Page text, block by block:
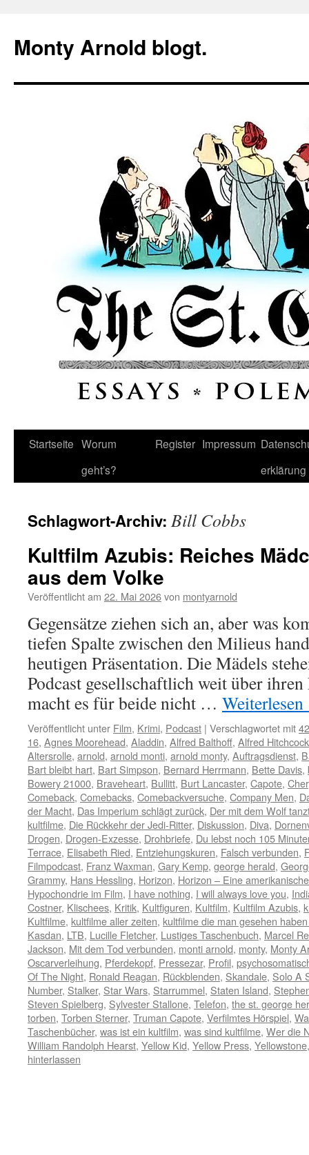
springen
Monty Arnold blogt.
Startseite Worum
geht’s?
Register Impressum
erklärung
Schlagwort-Archiv: Bill Cobbs
Kultfilm Azubis: Reiches
aus dem Volke
Veröffentlicht am 22. Mai 2026von montyarnold
Gegensätze ziehen sich an, aber was
tiefen Spalte zwischen den Milieus
heutigen Präsentation. Die Mädels
Podcast gesellschaftlich weit über
macht es für beide nicht … Weiterlesen
Veröffentlicht unter Film, Krimi, Podcast | Verschlagwortet mit
16, Agnes Moorehead, Aladdin, Alfred Balthoff, Alfred Hitchcock
Altersrolle, arnold, arnold monti, arnold monty, Auftragsdienst,
Bart bleibt hart, Bart Simpson, Bernard Herrmann, Bette Davis,
Bowery 21000, Braveheart, Bullitt, Burt Lancaster, Capote, Cher
Comeback, Comebacks, Comebackversuche, Company Men,
der Macht, Das Imperium schlägt zurück, Der mit dem Wolf
kultfilme, Die Rückkehr der Jedi-Ritter, Diskussion, Diva,
Drogen, Drogen-Exzesse, Drohbriefe, Du lebst noch 105
Terrace, Elisabeth Ried, Entziehungskuren, Falsch verbunden,
Filmpodcast, Franz Waxman, Gary Kemp, george herald,
Grammy, Hans Hessling, Horizon, Horizon – Eine
Hypochondrie im Film, I have nothing, I will always love you,
Costner, Klischees, Kritik, Kultfiguren, Kultfilm, Kultfilm Azubis,
Kultfilme, kultfilme aller zeiten, kultfilme die man gesehen
Kasdan, LTB, Lucille Fletcher, Lustiges Taschenbuch, Marcel
Jackson, Mit dem Tod verbunden, monti arnold, monty, Monty
Oscarverleihung, Pferdekopf, Pressezar, Profil,
Of The Night, Ronald Reagan, Rückblenden, Skandale, Solo A
Number, Stalker, Star Wars, Starrummel, Staten Island,
Steven Spielberg, Sylvester Stallone, Telefon, the st. george
torben, Torben Sterner, Truman Capote, Verfilmtes Hörspiel,
Taschenbücher, was ist ein kultfilm, was sind kultfilme, Wer die
William Randolph Hearst, Yellow Kid, Yellow Press, Yellowstone
hinterlassen